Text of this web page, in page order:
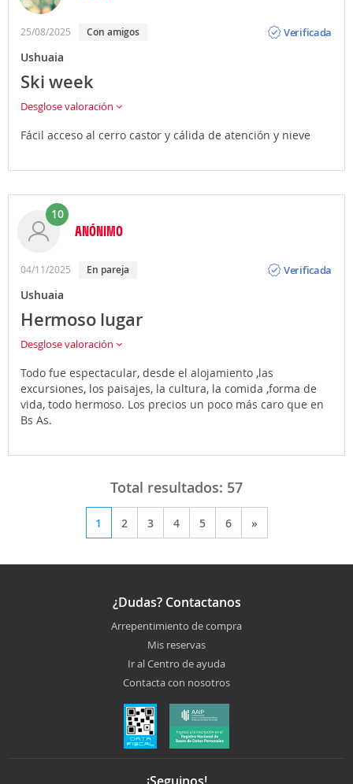
25/08/2025 Con amigos
Verificada
Ushuaia
Ski week
Desglose valoración
Fácil acceso al cerro castor y cálida de atención y nieve
10
ANÓNIMO
04/11/2025 En pareja
Verificada
Ushuaia
Hermoso lugar
Desglose valoración
Todo fue espectacular, desde el alojamiento ,las
excursiones, los paisajes, la cultura, la comida ,forma de
vida, todo hermoso. Los precios un poco más caro que en
Bs As.
Total resultados: 57
1 2 3 4 5 6 »
¿Dudas? Contactanos
Arrepentimiento de compra
Mis reservas
Ir al Centro de ayuda
Contacta con nosotros